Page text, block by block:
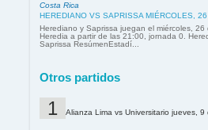
Costa Rica
HEREDIANO VS SAPRISSA MIÉRCOLES,
Herediano y Saprissa juegan el miércoles,
Heredia a partir de las 21:00, jornada 0.
Saprissa ResúmenEstadí...
Otros partidos
Alianza Lima vs Universitario jueves, 9